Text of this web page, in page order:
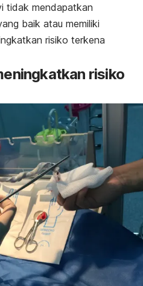
tidak mendapatkan
baik atau memiliki
risiko terkena
risiko